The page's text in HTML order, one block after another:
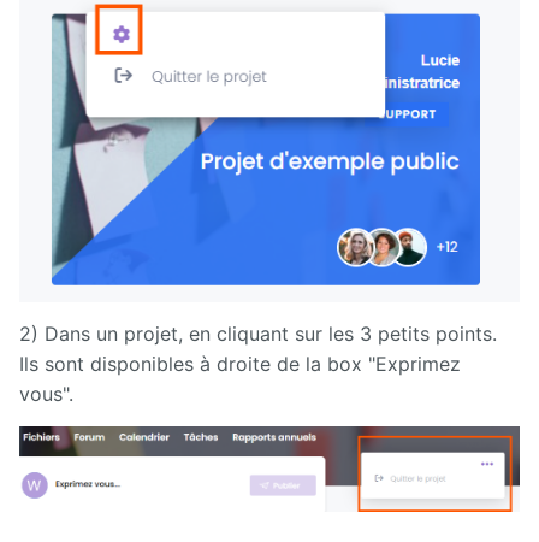
2) Dans un projet, en cliquant sur les 3 petits points.
Ils sont disponibles à droite de la box "Exprimez
vous".